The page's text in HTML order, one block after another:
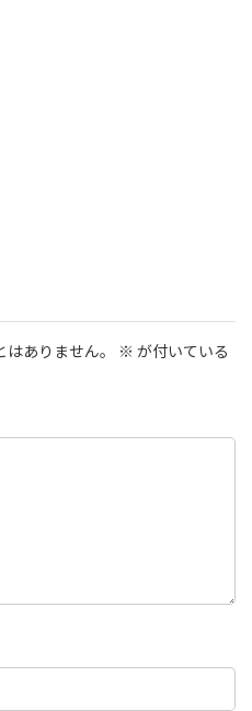
ありません。 ※ が付いている